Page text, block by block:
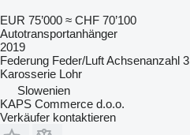
EUR 75’000 ≈ CHF 70’100
Autotransportanhänger
2019
Federung Feder/LuftAchsenanzahl 3
Karosserie Lohr
Slowenien
KAPS Commerce d.o.o.
Verkäufer kontaktieren